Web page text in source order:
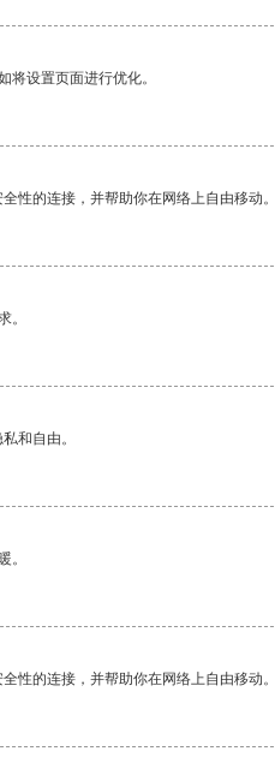
将设置页面进行优化。
性的连接，并帮助你在网络上自由移动。
。
和自由。
。
性的连接，并帮助你在网络上自由移动。